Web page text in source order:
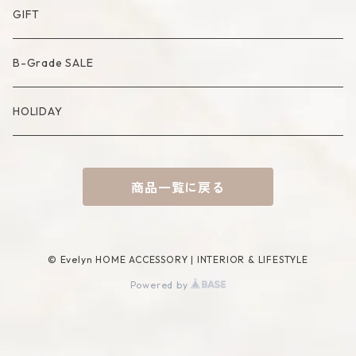
Cutlery
Compote・Cake Stand
Placemat
Artificial Bouquet
Candle
Candle Accessory
Basket
Incense Accessory
Lamp
Object
Mirror
Mat
Bag
Socks
GIFT
B-Grade SALE
HOLIDAY
商品一覧に戻る
© Evelyn HOME ACCESSORY | INTERIOR & LIFESTYLE
Powered by